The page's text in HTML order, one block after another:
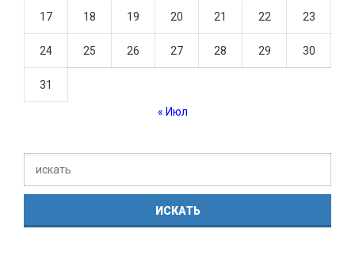
17 18 19 20 21 22 23
24 25 26 27 28 29 30
31
« Июл